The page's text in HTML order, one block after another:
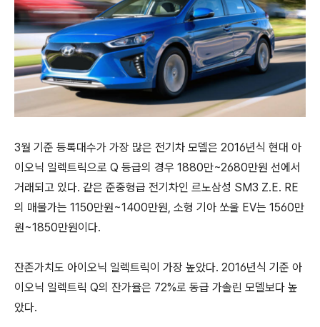
3월 기준 등록대수가 가장 많은 전기차 모델은 2016년식 현대 아
이오닉 일렉트릭으로 Q 등급의 경우 1880만~2680만원 선에서
거래되고 있다. 같은 준중형급 전기차인 르노삼성 SM3 Z.E. RE
의 매물가는 1150만원~1400만원, 소형 기아 쏘울 EV는 1560만
원~1850만원이다.
잔존가치도 아이오닉 일렉트릭이 가장 높았다. 2016년식 기준 아
이오닉 일렉트릭 Q의 잔가율은 72%로 동급 가솔린 모델보다 높
았다.